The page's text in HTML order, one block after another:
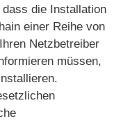
die Installation
einer Reihe von
Netzbetreiber
müssen,